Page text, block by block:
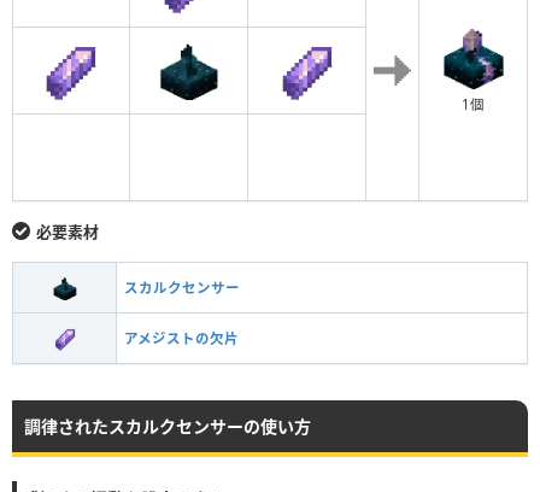
1個
必要素材
スカルクセンサー
アメジストの欠片
調律されたスカルクセンサーの使い方